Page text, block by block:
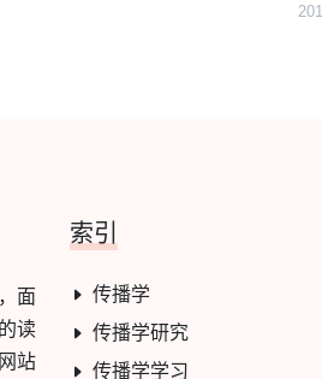
面
读
站
索引
传播学
传播学研究
传播学学习